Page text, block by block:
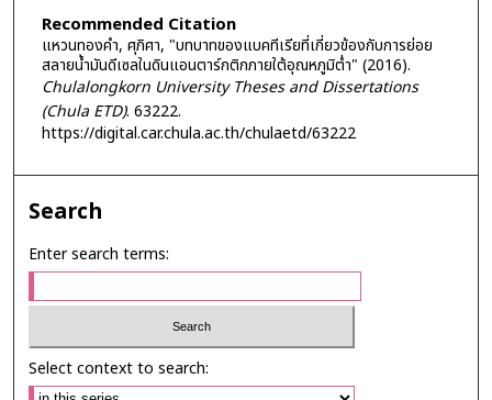
Recommended Citation
แหวนทองคำ, ศุภิศา, "บทบาทของแบคทีเรียที่เกี่ยวข้องกับการย่อย
สลายน้ำมันดีเซลในดินแอนตาร์กติกภายใต้อุณหภูมิต่ำ" (2016).
Chulalongkorn University Theses and Dissertations
(Chula ETD). 63222.
https://digital.car.chula.ac.th/chulaetd/63222
Search
Enter search terms:
Select context to search: